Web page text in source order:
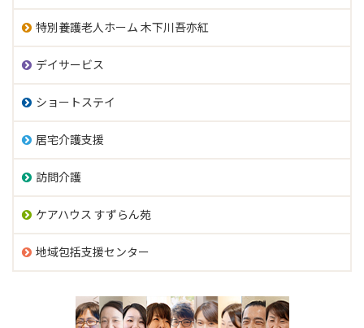
特別養護老人ホーム 木下川吾亦紅
デイサービス
ショートステイ
居宅介護支援
訪問介護
ケアハウス すずらん苑
地域包括支援センター